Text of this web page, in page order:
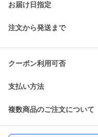
お届け日指定
注文から発送まで
クーポン利用可否
支払い方法
複数商品のご注文について